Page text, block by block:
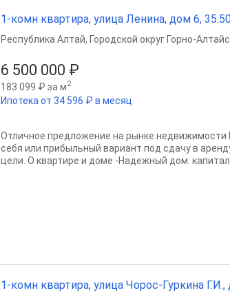
1-комн квартира, улица Ленина, дом 6,
6 500 000 ₽
183 099 ₽ за м2
Ипотека от 34 596 ₽ в месяц
Республика Алтай, Городской округ Горно-
Отличное предложение на рынке
себя или прибыльный вариант под сдачу в
цели. О квартире и доме -Надежный дом:
1-комн квартира, улица Чорос-Гуркина